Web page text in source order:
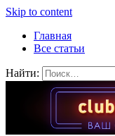
Skip to content
Главная
Все статьи
Найти: